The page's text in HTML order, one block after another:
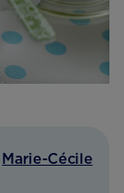
Marie-Cécile